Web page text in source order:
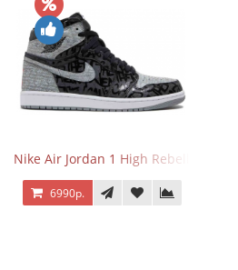
Nike Air Jordan 1 High Rebellionaire
6990р.